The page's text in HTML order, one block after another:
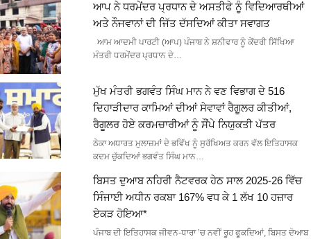
ਆਪ ਨੇ ਧਰਮੇਂਦਰ ਪ੍ਰਧਾਨ ਦੇ ਅਸਤੀਫੇ ਨੂੰ ਵਿਦਿਆਰਥੀਆਂ
ਅਤੇ ਨੌਜਵਾਨਾਂ ਦੀ ਜਿੱਤ ਦੱਸਦਿਆਂ ਕੀਤਾ ਸਵਾਗਤ
ਆਮ ਆਦਮੀ ਪਾਰਟੀ (ਆਪ) ਪੰਜਾਬ ਨੇ ਸ਼ਨੀਵਾਰ ਨੂੰ ਕੇਂਦਰੀ ਸਿੱਖਿਆ
ਮੰਤਰੀ ਧਰਮੇਂਦਰ ਪ੍ਰਧਾਨ ਦੇ…
ਮੁੱਖ ਮੰਤਰੀ ਭਗਵੰਤ ਸਿੰਘ ਮਾਨ ਨੇ ਵਣ ਵਿਭਾਗ ਦੇ 516
ਦਿਹਾੜੀਦਾਰ ਕਾਮਿਆਂ ਦੀਆਂ ਸੇਵਾਵਾਂ ਰੈਗੂਲਰ ਕੀਤੀਆਂ,
ਰੈਗੂਲਰ ਹੋਏ ਕਰਮਚਾਰੀਆਂ ਨੂੰ ਸੌਂਪੇ ਨਿਯੁਕਤੀ ਪੱਤਰ
ਠੇਕਾ ਅਧਾਰਤ ਮੁਲਾਜ਼ਮਾਂ ਦੇ ਭਵਿੱਖ ਨੂੰ ਸੁਰੱਖਿਅਤ ਕਰਨ ਵੱਲ ਇਤਿਹਾਸਕ
ਕਦਮ ਚੁੱਕਦਿਆਂ ਭਗਵੰਤ ਸਿੰਘ ਮਾਨ…
ਬਿਸਤ ਦੁਆਬ ਨਹਿਰੀ ਨੈਟਵਰਕ ਹੇਠ ਸਾਲ 2025-26 ਵਿੱਚ
ਸਿੰਜਾਈ ਅਧੀਨ ਰਕਬਾ 167% ਵਧ ਕੇ 1 ਲੱਖ 10 ਹਜ਼ਾਰ
ਏਕੜ ਹੋਇਆ*
ਪੰਜਾਬ ਦੀ ਇਤਿਹਾਸਕ ਜੀਵਨ-ਧਾਰਾ ’ਚ ਨਵੀਂ ਰੂਹ ਫੂਕਦਿਆਂ, ਬਿਸਤ ਦੋਆਬ